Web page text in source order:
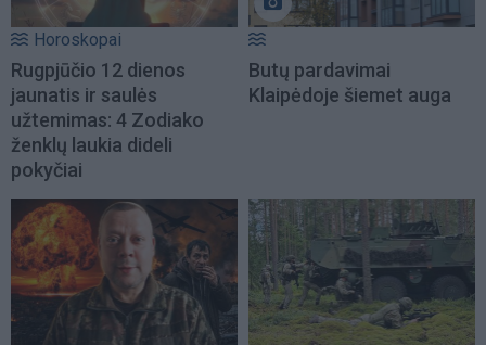
Horoskopai
Rugpjūčio 12 dienos
jaunatis ir saulės
užtemimas: 4 Zodiako
ženklų laukia dideli
pokyčiai
Butų pardavimai
Klaipėdoje šiemet auga